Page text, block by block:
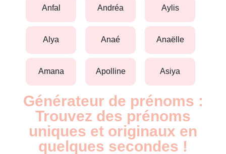
anfal andréa aylis
alya anaé anaëlle
amana apolline asiya
Générateur de prénoms :
Trouvez des prénoms
uniques et originaux en
quelques secondes !